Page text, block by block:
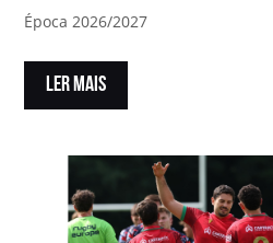
Época 2026/2027
LER MAIS